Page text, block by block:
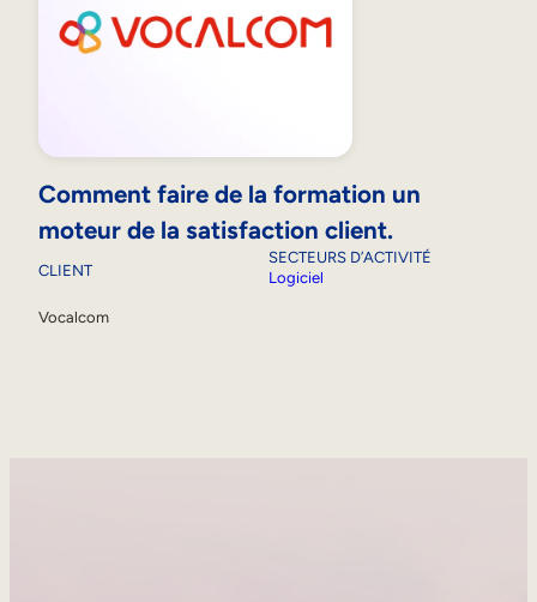
Comment faire de la formation un
moteur de la satisfaction client.
CLIENT
Vocalcom
SECTEURS D’ACTIVITÉ
Logiciel